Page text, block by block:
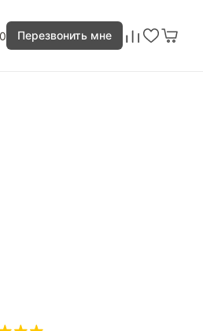
Перезвонить мне